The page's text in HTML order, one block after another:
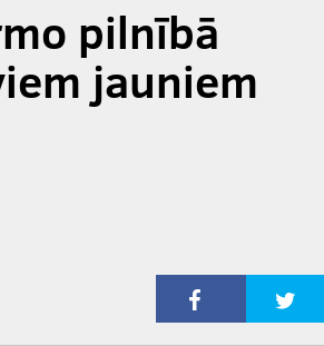
pilnībā
jauniem